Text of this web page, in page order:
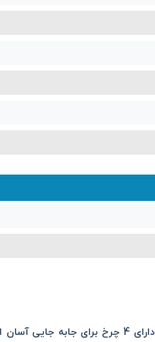
یکی از محصولات برند ایرانی پایا سیستم